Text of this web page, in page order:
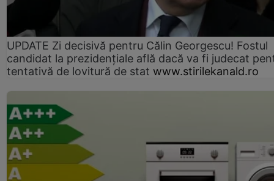
UPDATE Zi decisivă pentru Călin Georgescu! Fostul
candidat la prezidențiale află dacă va fi judecat
tentativă de lovitură de stat www.stirilekanald.ro